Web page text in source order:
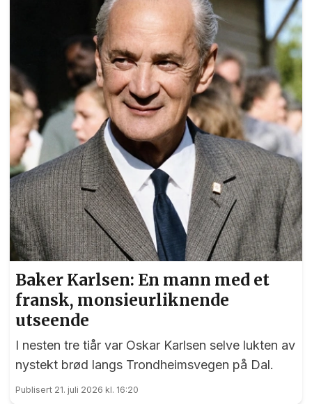
Baker Karlsen: En mann med et
fransk, monsieurliknende
utseende
I nesten tre tiår var Oskar Karlsen selve lukten av
nystekt brød langs Trondheimsvegen på Dal.
Publisert 21. juli 2026 kl. 16:20